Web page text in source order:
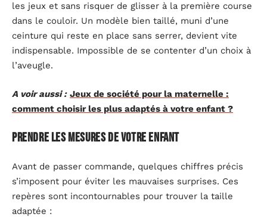
les jeux et sans risquer de glisser à la première course
dans le couloir. Un modèle bien taillé, muni d’une
ceinture qui reste en place sans serrer, devient vite
indispensable. Impossible de se contenter d’un choix à
l’aveugle.
A voir aussi : Jeux de société pour la maternelle :
comment choisir les plus adaptés à votre enfant ?
Prendre les mesures de votre enfant
Avant de passer commande, quelques chiffres précis
s’imposent pour éviter les mauvaises surprises. Ces
repères sont incontournables pour trouver la taille
adaptée :